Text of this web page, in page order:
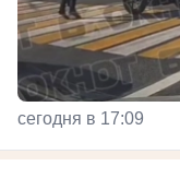
сегодня в 17:09